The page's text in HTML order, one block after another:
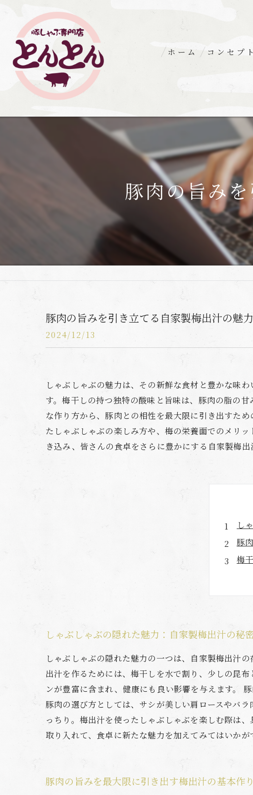
ホーム コンセプト
豚肉の旨み
豚肉の旨みを引き立てる自家製梅出汁の魅力
2024/12/13
しゃぶしゃぶの魅力は、その新鮮な食材と豊かな味
す。梅干しの持つ独特の酸味と旨味は、豚肉の脂の
な作り方から、豚肉との相性を最大限に引き出すた
たしゃぶしゃぶの楽しみ方や、梅の栄養面でのメリ
き込み、皆さんの食卓をさらに豊かにする自家製梅出
し
豚
梅
自
食
しゃぶしゃぶの隠れた魅力：自家製梅出汁の秘
しゃぶしゃぶの隠れた魅力の一つは、自家製梅出汁
出汁を作るためには、梅干しを水で割り、少しの昆
ンが豊富に含まれ、健康にも良い影響を与えます。
豚肉の選び方としては、サシが美しい肩ロースやバ
っちり。梅出汁を使ったしゃぶしゃぶを楽しむ際は
取り入れて、食卓に新たな魅力を加えてみてはいかが
豚肉の旨みを最大限に引き出す梅出汁の基本作り